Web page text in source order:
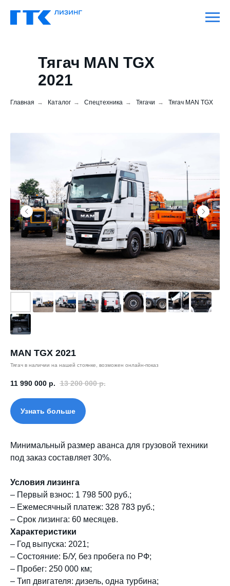
Тягач MAN TGX
2021
Главная → Каталог → Спецтехника → Тягачи → Тягач MAN TGX
MAN TGX 2021
Тягач в наличии на нашей стоянке, возможен онлайн-показ
11 990 000 р. 13 200 000 р.
Узнать больше
Минимальный размер аванса для грузовой техники
под заказ составляет 30%.
Условия лизинга
– Первый взнос: 1 798 500 руб.;
– Ежемесячный платеж: 328 783 руб.;
– Срок лизинга: 60 месяцев.
Характеристики
– Год выпуска: 2021;
– Состояние: Б/У, без пробега по РФ;
– Пробег: 250 000 км;
– Тип двигателя: дизель, одна турбина;